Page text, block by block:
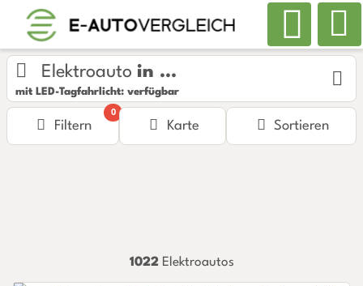
Elektroauto in ...
mit LED-Tagfahrlicht: verfügbar
Filtern
0
Karte Sortieren
1022Elektroautos